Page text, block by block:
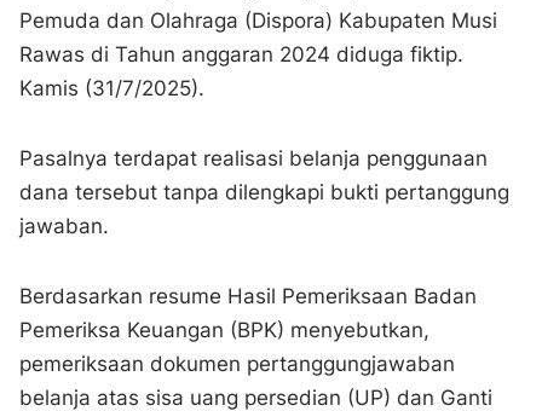
Pemuda dan Olahraga (Dispora) Kabupaten Musi
Rawas di Tahun anggaran 2024 diduga fiktip.
Kamis (31/7/2025).
Pasalnya terdapat realisasi belanja penggunaan
dana tersebut tanpa dilengkapi bukti pertanggung
jawaban.
Berdasarkan resume Hasil Pemeriksaan Badan
Pemeriksa Keuangan (BPK) menyebutkan,
pemeriksaan dokumen pertanggungjawaban
belanja atas sisa uang persedian (UP) dan Ganti